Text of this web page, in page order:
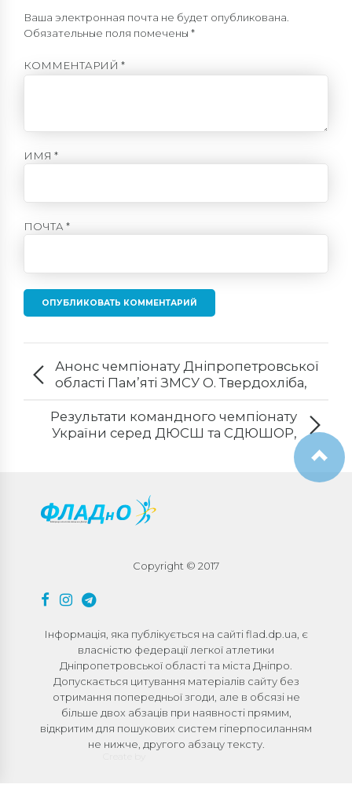
Ваша электронная почта не будет опубликована.
Обязательные поля помечены *
КОММЕНТАРИЙ *
ИМЯ *
ПОЧТА *
ОПУБЛИКОВАТЬ КОММЕНТАРИЙ
Анонс чемпіонату Дніпропетровської
області Пам’яті ЗМСУ О. Твердохліба,
Результати командного чемпіонату
України серед ДЮСШ та СДЮШОР,
Львів, 17-18.09.2021
Copyright © 2017
Інформація, яка публікується на сайті flad.dp.ua, є
власністю федерації легкої атлетики
Дніпропетровської області та міста Дніпро.
Допускається цитування матеріалів сайту без
отримання попередньої згоди, але в обсязі не
більше двох абзаців при наявності прямим,
відкритим для пошукових систем гіперпосиланням
не нижче, другого абзацу тексту.